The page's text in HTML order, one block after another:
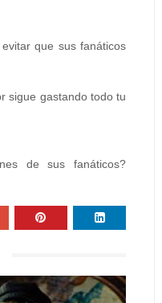
que sus fanáticos
sigue gastando todo tu
de sus fanáticos?